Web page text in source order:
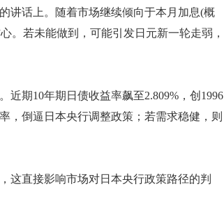
话上。随着市场继续倾向于本月加息(概
。若未能做到，可能引发日元新一轮走弱，
期10年期日债收益率飙至2.809%，创1996
，倒逼日本央行调整政策；若需求稳健，则
直接影响市场对日本央行政策路径的判